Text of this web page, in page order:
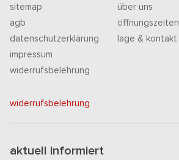
sitemap
agb
datenschutzerklärung
impressum
widerrufsbelehrung
über uns
öffnungszeiten
lage & kontakt
widerrufsbelehrung
aktuell informiert